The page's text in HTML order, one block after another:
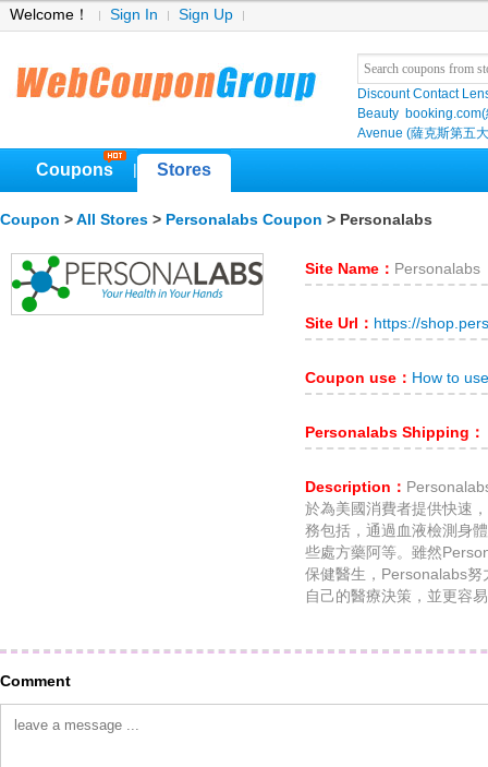
Welcome！ Sign In Sign Up
Discount Contact
Beauty
Avenue (薩克斯第五
Coupons Stores
Coupon > All Stores > Personalabs Coupon > Personalabs
Site Name： Personalabs
Site Url： https://
Coupon use： How to
Personalabs Shipping：
Description：
於為美國消費者提供快速
務包括，通過血液檢測身
些處方藥阿等。雖然
保健醫生，Personalabs
自己的醫療決策，並更容
Comment